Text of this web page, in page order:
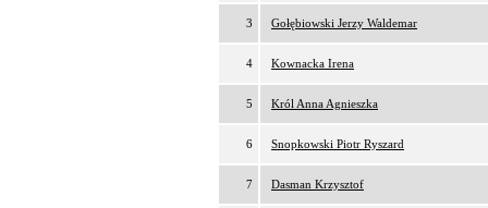
3 Gołębiowski Jerzy Waldemar
4 Kownacka Irena
5 Król Anna Agnieszka
6 Snopkowski Piotr Ryszard
7 Dasman Krzysztof